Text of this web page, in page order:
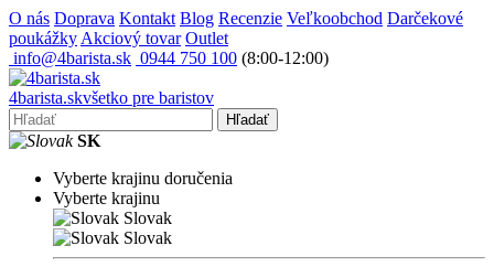
O nás Doprava Kontakt Blog Recenzie Veľkoobchod Darčekové
poukážky Akciový tovar Outlet
info@4barista.sk 0944 750 100 (8:00-12:00)
4barista.skvšetko pre baristov
Hľadať
SK
Vyberte krajinu doručenia
Vyberte krajinu
Slovak
Slovak